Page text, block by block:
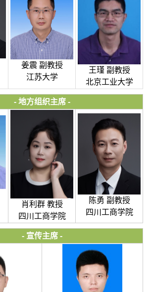
姜震 副教授
江苏大学
王瑾 副教授
北京工业大学
- 地方组织主席 -
肖利群 教授
四川工商学院
陈勇 副教授
四川工商学院
- 宣传主席 -